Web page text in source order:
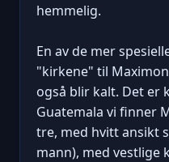
hemmelig.
En av de mer
"kirkene" til
også blir kalt. Det er
Guatemala vi finner
tre, med hvitt ansikt
mann), med